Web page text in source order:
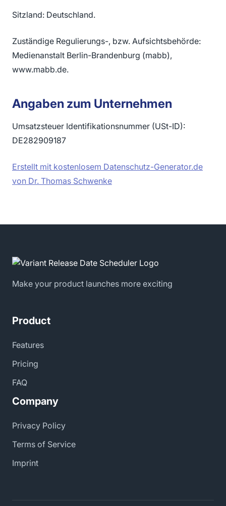
Sitzland: Deutschland.
Zuständige Regulierungs-, bzw. Aufsichtsbehörde:
Medienanstalt Berlin-Brandenburg (mabb),
www.mabb.de.
Angaben zum Unternehmen
Umsatzsteuer Identifikationsnummer (USt-ID):
DE282909187
Erstellt mit kostenlosem Datenschutz-Generator.de
von Dr. Thomas Schwenke
Make your product launches more exciting
Product
Features
Pricing
FAQ
Company
Privacy Policy
Terms of Service
Imprint